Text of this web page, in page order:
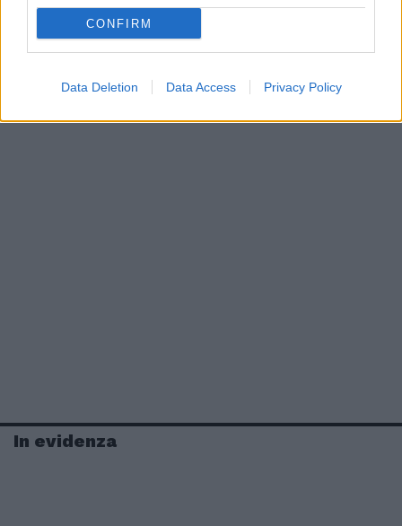
CONFIRM
Data Deletion Data Access Privacy Policy
In evidenza